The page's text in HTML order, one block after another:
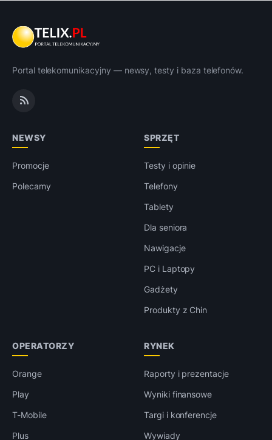
Portal telekomunikacyjny — newsy, testy i baza telefonów.
NEWSY
Promocje
Polecamy
SPRZĘT
Testy i opinie
Telefony
Tablety
Dla seniora
Nawigacje
PC i Laptopy
Gadżety
Produkty z Chin
OPERATORZY
Orange
Play
T-Mobile
Plus
RYNEK
Raporty i prezentacje
Wyniki finansowe
Targi i konferencje
Wywiady